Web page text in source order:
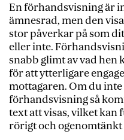
En förhandsvisning är
ämnesrad, men den
stor påverkar på som
eller inte.
snabb glimt av vad hen
för att ytterligare
mottagaren. Om du
förhandsvisning så
text att visas, vilket kan
rörigt och ogenomtänkt